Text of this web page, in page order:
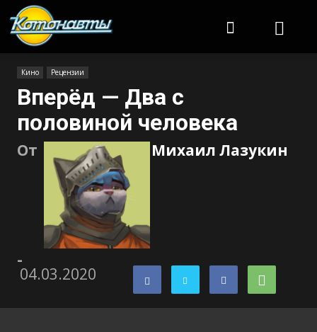
Кино Рецензии
Вперёд — Два с
половиной человека
От Михаил Лазукин
-
04.03.2020